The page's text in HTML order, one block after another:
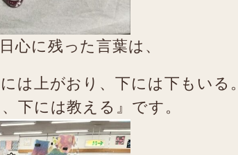
心に残った言葉は、
は上がおり、下には下もいる。
下には教える』です。